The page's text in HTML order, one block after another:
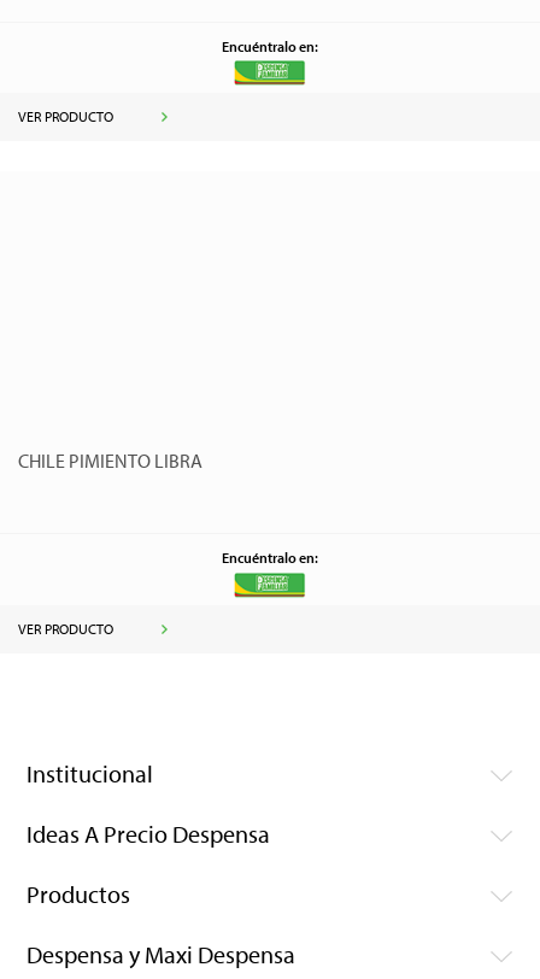
Encuéntralo en:
VER PRODUCTO
CHILE PIMIENTO LIBRA
Encuéntralo en:
VER PRODUCTO
Institucional
Ideas A Precio Despensa
Productos
Despensa y Maxi Despensa